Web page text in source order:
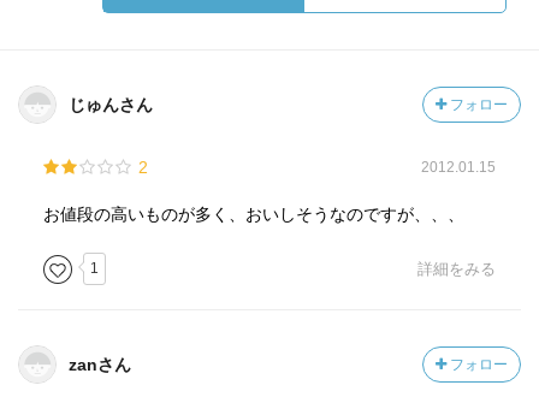
じゅんさん フォロー
2 2012.01.15
お値段の高いものが多く、おいしそうなのですが、、、
1 詳細をみる
zanさん フォロー